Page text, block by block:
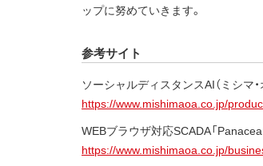
ップに努めていきます。
参考サイト
ソーシャルディスタンスAI（ミシマ
https://www.mishimaoa.co.jp/
WEBブラウザ対応SCADA「Panacea
https://www.mishimaoa.co.jp/